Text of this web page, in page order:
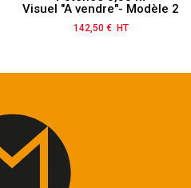
Visuel "A vendre"- Modèle 2
Prix
142,50 € HT